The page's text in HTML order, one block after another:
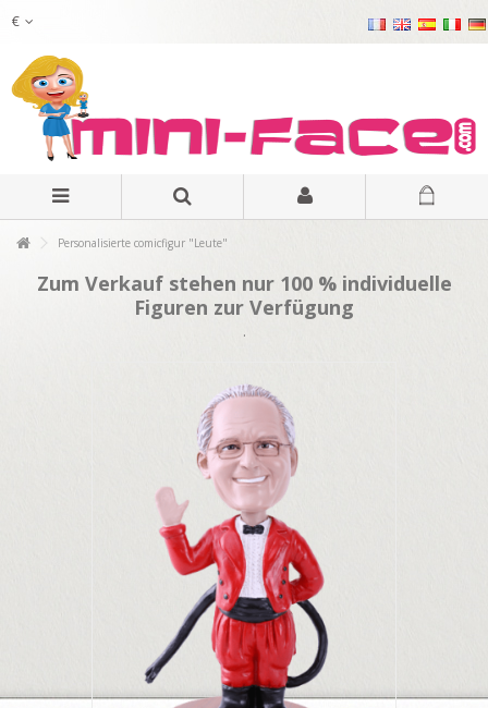
€
Personalisierte comicfigur "Leute"
Zum Verkauf stehen nur 100 % individuelle
Figuren zur Verfügung
.